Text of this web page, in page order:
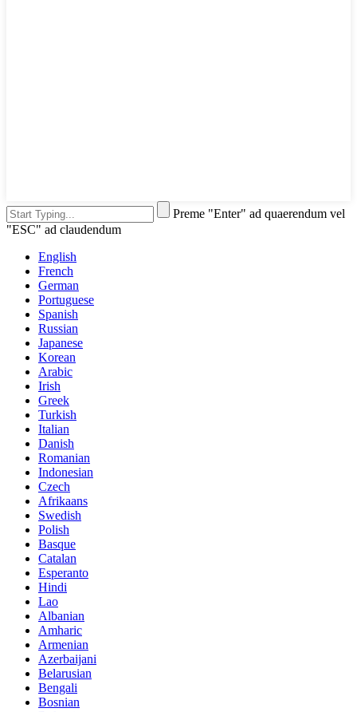
Preme "Enter" ad quaerendum vel
"ESC" ad claudendum
English
French
German
Portuguese
Spanish
Russian
Japanese
Korean
Arabic
Irish
Greek
Turkish
Italian
Danish
Romanian
Indonesian
Czech
Afrikaans
Swedish
Polish
Basque
Catalan
Esperanto
Hindi
Lao
Albanian
Amharic
Armenian
Azerbaijani
Belarusian
Bengali
Bosnian